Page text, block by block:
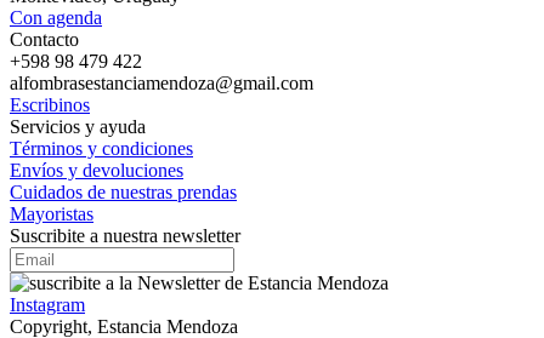
Con agenda
Contacto
+598 98 479 422
alfombrasestanciamendoza@gmail.com
Escribinos
Servicios y ayuda
Términos y condiciones
Envíos y devoluciones
Cuidados de nuestras prendas
Mayoristas
Suscribite a nuestra newsletter
Instagram
Copyright, Estancia Mendoza